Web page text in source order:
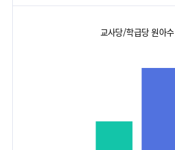
교사당/학급당 원아수